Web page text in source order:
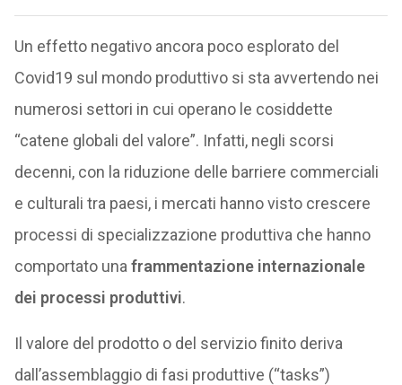
Un effetto negativo ancora poco esplorato del
Covid19 sul mondo produttivo si sta avvertendo nei
numerosi settori in cui operano le cosiddette
“catene globali del valore”. Infatti, negli scorsi
decenni, con la riduzione delle barriere commerciali
e culturali tra paesi, i mercati hanno visto crescere
processi di specializzazione produttiva che hanno
comportato una frammentazione internazionale
dei processi produttivi.
Il valore del prodotto o del servizio finito deriva
dall’assemblaggio di fasi produttive (“tasks”)